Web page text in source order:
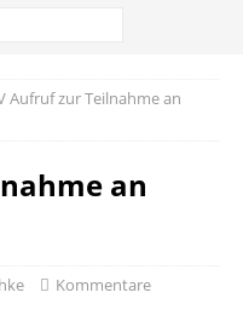
Aufruf zur Teilnahme an
an
Kommentare